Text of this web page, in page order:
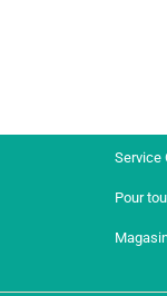
Service
Pour